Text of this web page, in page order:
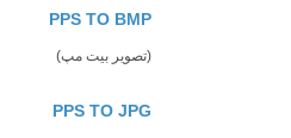
PPS TO BMP
(تصویر بیت مپ)
PPS TO JPG